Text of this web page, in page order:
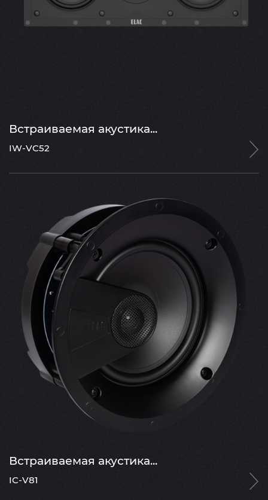
Встраиваемая акустика...
IW-VC52
Встраиваемая акустика...
IC-V81